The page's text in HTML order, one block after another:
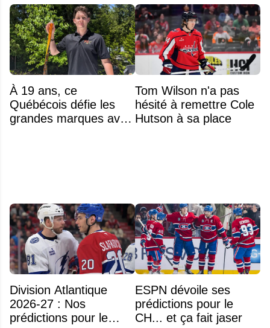
À 19 ans, ce
Québécois défie les
grandes marques avec
Tom Wilson n'a pas
hésité à remettre Cole
Hutson à sa place
Division Atlantique
2026-27 : Nos
prédictions pour le
ESPN dévoile ses
prédictions pour le
CH... et ça fait jaser